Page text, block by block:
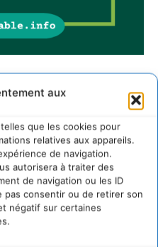
aux
que les cookies pour
relatives aux appareils.
de navigation.
autorisera à traiter des
de navigation ou les ID
pas consentir ou de retirer son
négatif sur certaines
sa mémoire
(2020-2026)
aux espèces vivantes
de Zoepolis